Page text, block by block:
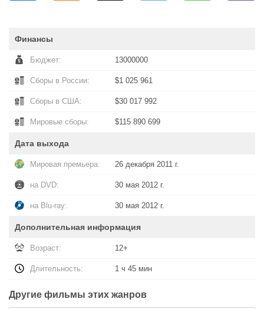
Финансы
Бюджет: 13000000
Сборы в России: $1 025 961
Сборы в США: $30 017 992
Мировые сборы: $115 890 699
Дата выхода
Мировая премьера: 26 декабря 2011 г.
на DVD: 30 мая 2012 г.
на Blu-ray: 30 мая 2012 г.
Дополнительная информация
Возраст: 12+
Длительность: 1 ч 45 мин
Другие фильмы этих жанров